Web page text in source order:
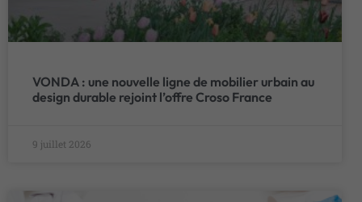
VONDA : une nouvelle ligne de mobilier urbain au
design durable rejoint l’offre Croso France
9 juillet 2026